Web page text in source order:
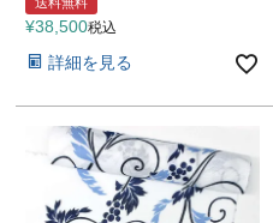
¥38,500税込
詳細を見る